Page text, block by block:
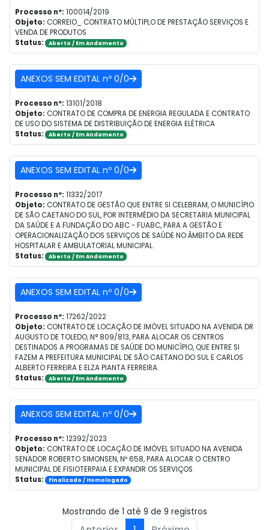
Processo nº: 100014/2019
Objeto: CORREIO_ CONTRATO MÚLTIPLO DE PRESTAÇÃO SERVIÇOS E
VENDA DE PRODUTOS
Status:
Aberto / Em Andamento
ANEXOS SEM EDITAL nº 0/0
Processo nº: 13101/2018
Objeto: CONTRATO DE COMPRA DE ENERGIA REGULADA E CONTRATO
DE USO DO SISTEMA DE DISTRIBUIÇÃO DE ENERGIA ELÉTRICA
Status:
Aberto / Em Andamento
ANEXOS SEM EDITAL nº 0/0
Processo nº: 11332/2017
Objeto: CONTRATO DE GESTÃO QUE ENTRE SI CELEBRAM, O MUNICÍPIO
DE SÃO CAETANO DO SUL, POR INTERMÉDIO DA SECRETARIA MUNICIPAL
DA SAÚDE E A FUNDAÇÃO DO ABC - FUABC, PARA A GESTÃO E
OPERACIONALIZAÇÃO DOS SERVIÇOS DE SAÚDE NO ÂMBITO DA REDE
HOSPITALAR E AMBULATORIAL MUNICIPAL.
Status:
Aberto / Em Andamento
ANEXOS SEM EDITAL nº 0/0
Processo nº: 17262/2022
Objeto: CONTRATO DE LOCAÇÃO DE IMÓVEL SITUADO NA AVENIDA DR
AUGUSTO DE TOLEDO, N° 809/813, PARA ALOCAR OS CENTROS
DESTINADOS A PROGRAMAS DE SAÚDE DO MUNICÍPIO, QUE ENTRE SI
FAZEM A PREFEITURA MUNICIPAL DE SÃO CAETANO DO SUL E CARLOS
ALBERTO FERREIRA E ELZA PIANTA FERREIRA.
Status:
Aberto / Em Andamento
ANEXOS SEM EDITAL nº 0/0
Processo nº: 12392/2023
Objeto: CONTRATO DE LOCAÇÃO DE IMÓVEL SITUADO NA AVENIDA
SENADOR ROBERTO SIMONSEN, Nº 658, PARA ALOCAR O CENTRO
MUNICIPAL DE FISIOTERPAIA E EXPANDIR OS SERVIÇOS
Status:
Finalizado / Homologado
Mostrando de 1 até 9 de 9 registros